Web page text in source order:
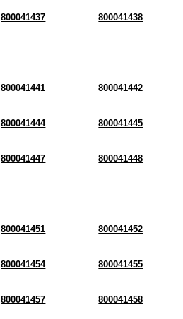
800041437 800041438
800041441 800041442
800041444 800041445
800041447 800041448
800041451 800041452
800041454 800041455
800041457 800041458